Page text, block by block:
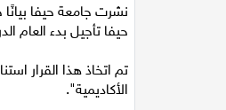
نشرت جامعة حيفا بيانًا
حيفا تأجيل بدء العام الدراسي إلى 10 نوفمبر
تم اتخاذ هذا القرار
الأكاديمية".